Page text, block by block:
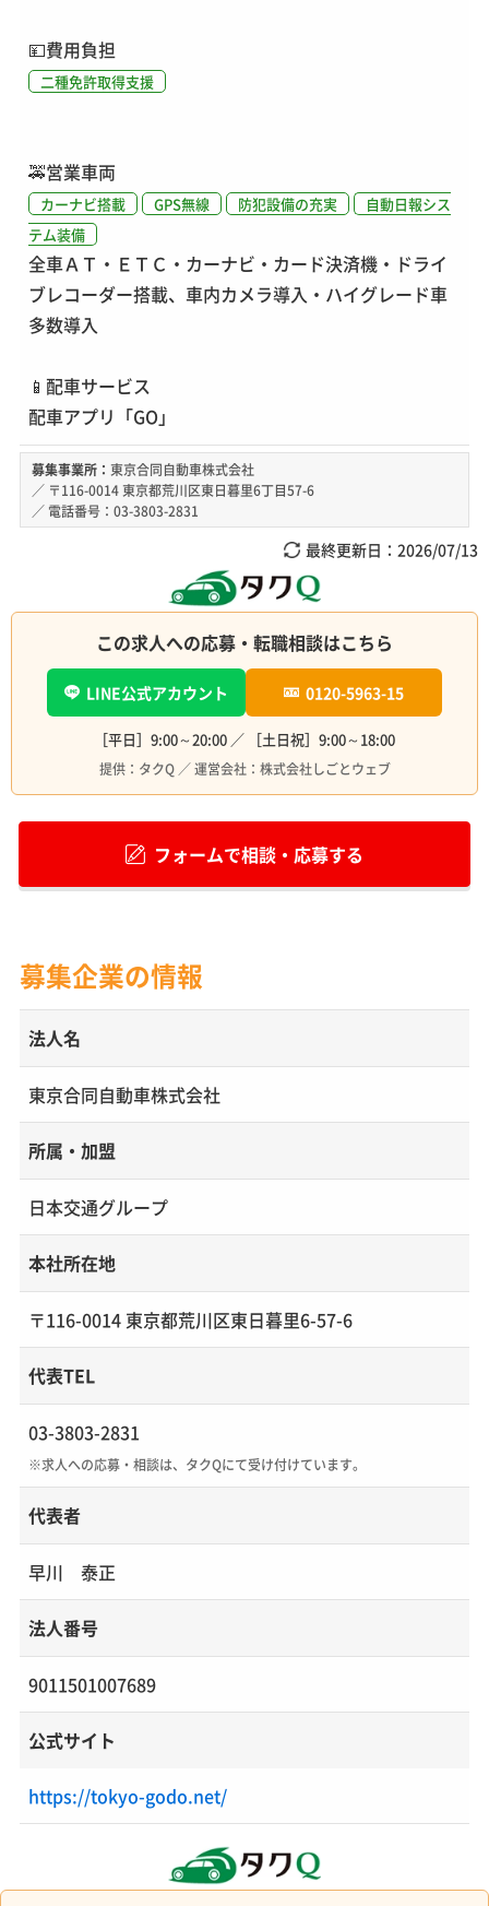
💴費用負担
二種免許取得支援
🚕営業車両
カーナビ搭載 GPS無線 防犯設備の充実
自動日報シス
テム装備
全車ＡＴ・ＥＴＣ・カーナビ・カード決済機・ドライ
ブレコーダー搭載、車内カメラ導入・ハイグレード車
多数導入
📱 配車サービス
配車アプリ「GO」
募集事業所： 東京合同自動車株式会社
／ 〒116-0014 東京都荒川区東日暮里6丁目57-6
／ 電話番号：03-3803-2831
最終更新日： 2026/07/13
この求人への応募・転職相談はこちら
LINE公式アカウント 0120-5963-15
［平日］9:00～20:00 ／ ［土日祝］9:00～18:00
提供：タクQ ／ 運営会社：株式会社しごとウェブ
フォームで相談・応募する
募集企業の情報
法人名
東京合同自動車株式会社
所属・加盟
日本交通グループ
本社所在地
〒116-0014 東京都荒川区東日暮里6-57-6
代表TEL
03-3803-2831
※求人への応募・相談は、タクQにて受け付けています。
代表者
早川 泰正
法人番号
9011501007689
公式サイト
https://tokyo-godo.net/